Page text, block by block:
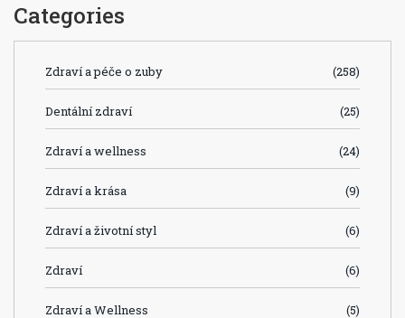
Categories
Zdraví a péče o zuby (258)
Dentální zdraví (25)
Zdraví a wellness (24)
Zdraví a krása (9)
Zdraví a životní styl (6)
Zdraví (6)
Zdraví a Wellness (5)